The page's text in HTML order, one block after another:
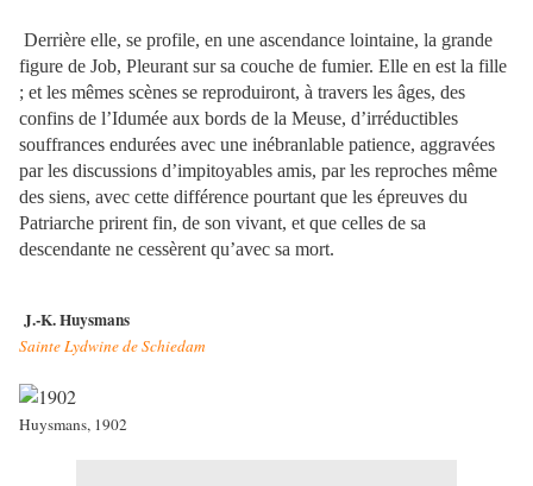
Derrière elle, se profile, en une ascendance lointaine, la grande
figure de Job, Pleurant sur sa couche de fumier. Elle en est la fille
; et les mêmes scènes se reproduiront, à travers les âges, des
confins de l’Idumée aux bords de la Meuse, d’irréductibles
souffrances endurées avec une inébranlable patience, aggravées
par les discussions d’impitoyables amis, par les reproches même
des siens, avec cette différence pourtant que les épreuves du
Patriarche prirent fin, de son vivant, et que celles de sa
descendante ne cessèrent qu’avec sa mort.
J.-K. Huysmans
Sainte Lydwine de Schiedam
Huysmans, 1902